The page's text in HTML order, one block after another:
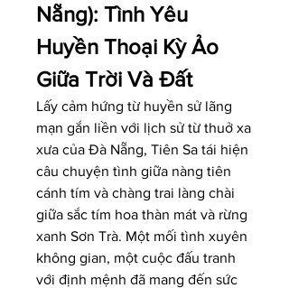
Nẵng): Tình Yêu
Huyền Thoại Kỳ Ảo
Giữa Trời Và Đất
Lấy cảm hứng từ huyền sử lãng
mạn gắn liền với lịch sử từ thuở xa
xưa của Đà Nẵng, Tiên Sa tái hiện
câu chuyện tình giữa nàng tiên
cánh tím và chàng trai làng chài
giữa sắc tím hoa thàn mát và rừng
xanh Sơn Trà. Một mối tình xuyên
không gian, một cuộc đấu tranh
với định mệnh đã mang đến sức